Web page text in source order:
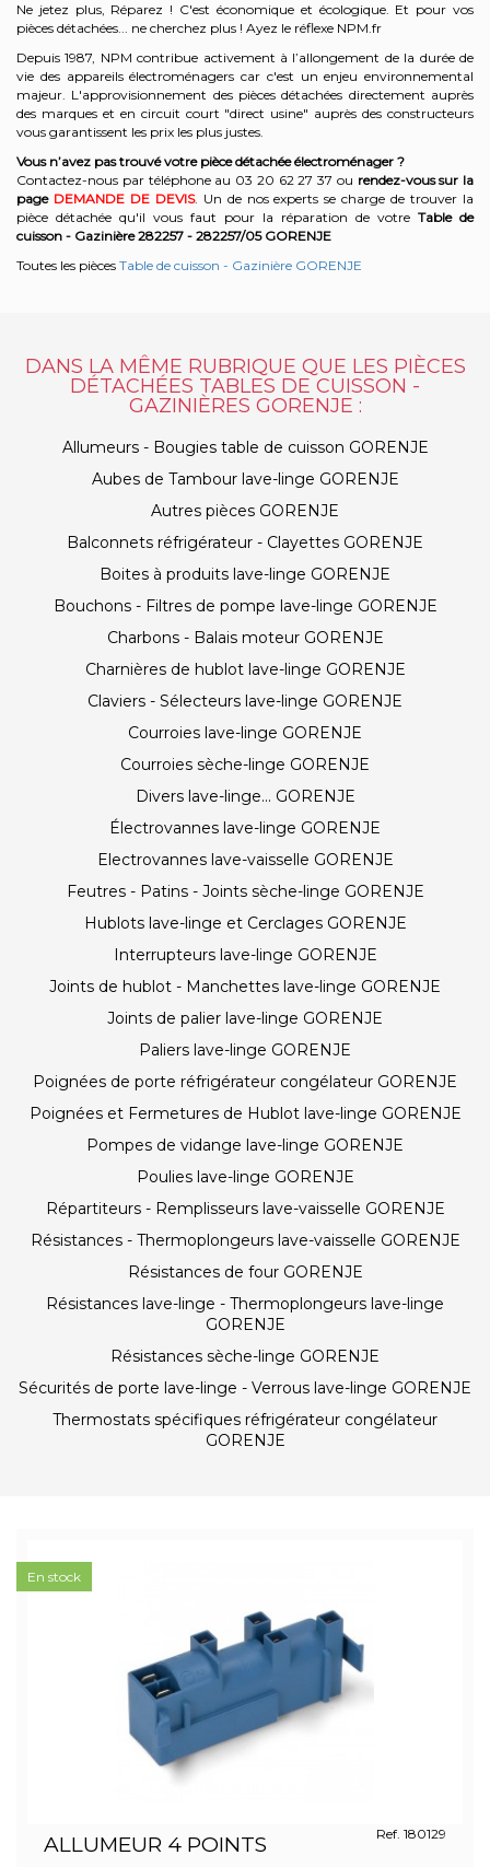
Ne jetez plus, Réparez ! C'est économique et écologique. Et pour vos
pièces détachées... ne cherchez plus ! Ayez le réflexe NPM.fr
Depuis 1987, NPM contribue activement à l’allongement de la durée de
vie des appareils électroménagers car c'est un enjeu environnemental
majeur. L'approvisionnement des pièces détachées directement auprès
des marques et en circuit court "direct usine" auprès des constructeurs
vous garantissent les prix les plus justes.
Vous n’avez pas trouvé votre pièce détachée électroménager ?
Contactez-nous par téléphone au 03 20 62 27 37 ou rendez-vous sur la
page DEMANDE DE DEVIS. Un de nos experts se charge de trouver la
pièce détachée qu'il vous faut pour la réparation de votre Table de
cuisson - Gazinière 282257 - 282257/05 GORENJE
Toutes les pièces Table de cuisson - Gazinière GORENJE
DANS LA MÊME RUBRIQUE QUE LES PIÈCES
DÉTACHÉES TABLES DE CUISSON -
GAZINIÈRES GORENJE :
Allumeurs - Bougies table de cuisson GORENJE
Aubes de Tambour lave-linge GORENJE
Autres pièces GORENJE
Balconnets réfrigérateur - Clayettes GORENJE
Boites à produits lave-linge GORENJE
Bouchons - Filtres de pompe lave-linge GORENJE
Charbons - Balais moteur GORENJE
Charnières de hublot lave-linge GORENJE
Claviers - Sélecteurs lave-linge GORENJE
Courroies lave-linge GORENJE
Courroies sèche-linge GORENJE
Divers lave-linge... GORENJE
Électrovannes lave-linge GORENJE
Electrovannes lave-vaisselle GORENJE
Feutres - Patins - Joints sèche-linge GORENJE
Hublots lave-linge et Cerclages GORENJE
Interrupteurs lave-linge GORENJE
Joints de hublot - Manchettes lave-linge GORENJE
Joints de palier lave-linge GORENJE
Paliers lave-linge GORENJE
Poignées de porte réfrigérateur congélateur GORENJE
Poignées et Fermetures de Hublot lave-linge GORENJE
Pompes de vidange lave-linge GORENJE
Poulies lave-linge GORENJE
Répartiteurs - Remplisseurs lave-vaisselle GORENJE
Résistances - Thermoplongeurs lave-vaisselle GORENJE
Résistances de four GORENJE
Résistances lave-linge - Thermoplongeurs lave-linge
GORENJE
Résistances sèche-linge GORENJE
Sécurités de porte lave-linge - Verrous lave-linge GORENJE
Thermostats spécifiques réfrigérateur congélateur
GORENJE
ALLUMEUR 4 POINTS
Ref. 180129
En stock